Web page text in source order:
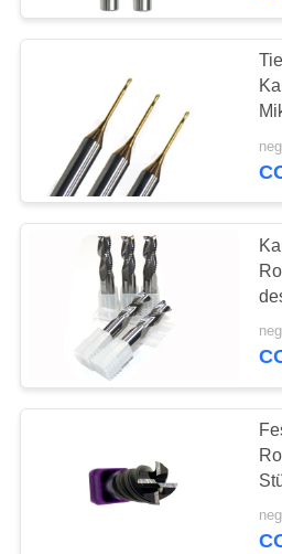
SITEMAP
PRIVACY
POLICY
Schaftfräser
Schaftfräser
cnc-